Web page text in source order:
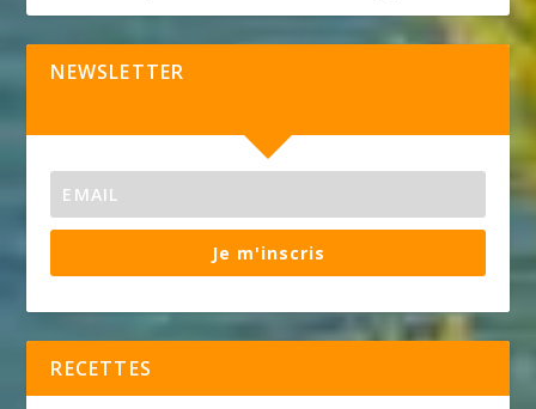
NEWSLETTER
Je m'inscris
RECETTES